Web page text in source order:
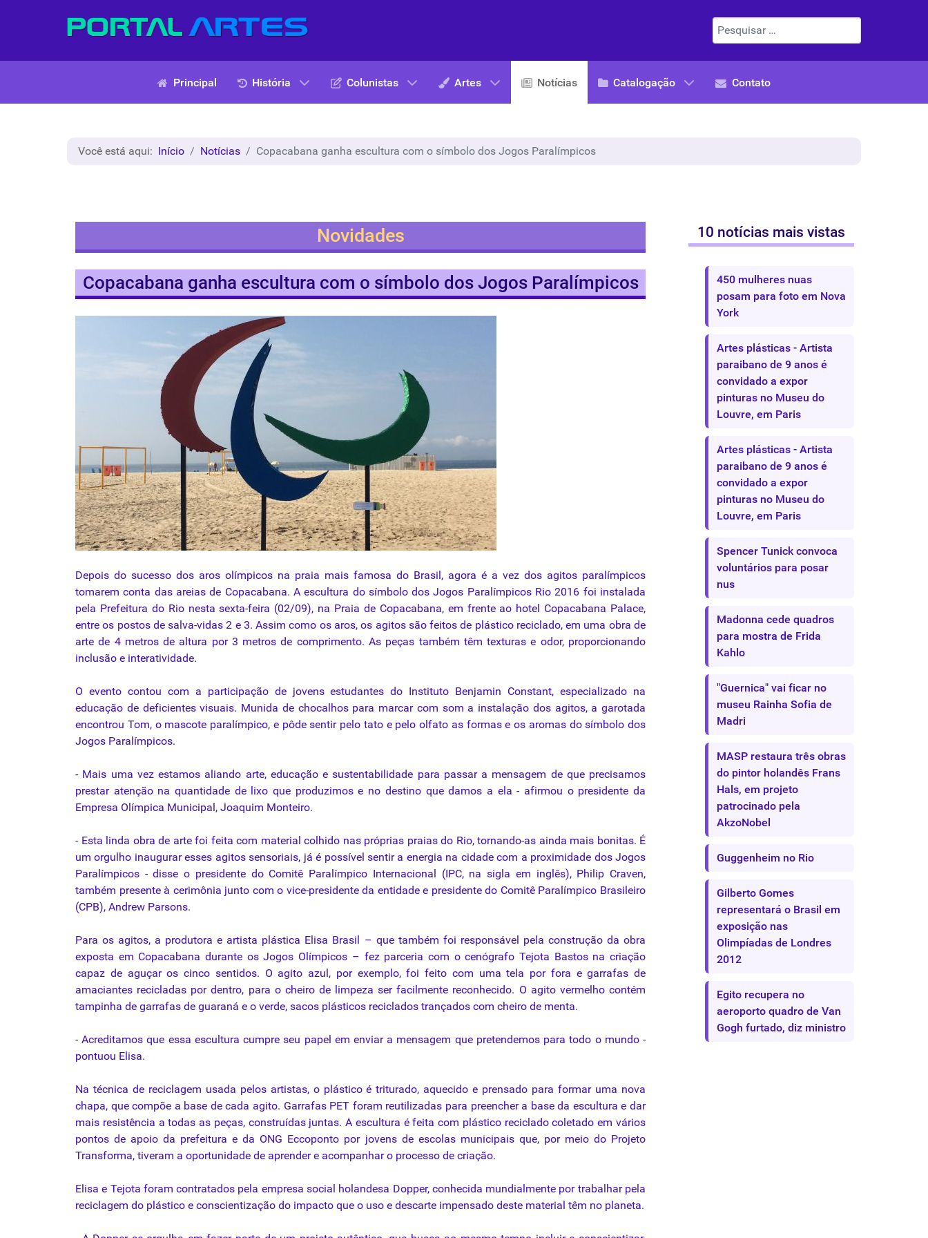
Pesquisar
Principal História Colunistas Artes Notícias Catalogação Contato
Você está aqui: Início Notícias Copacabana ganha escultura com o símbolo dos Jogos Paralímpicos
Novidades
Copacabana ganha escultura com o símbolo dos Jogos Paralímpicos
Depois do sucesso dos aros olímpicos na praia mais famosa do Brasil, agora é a vez dos agitos paralímpicos
tomarem conta das areias de Copacabana. A escultura do símbolo dos Jogos Paralímpicos Rio 2016 foi instalada
pela Prefeitura do Rio nesta sexta-feira (02/09), na Praia de Copacabana, em frente ao hotel Copacabana Palace,
entre os postos de salva-vidas 2 e 3. Assim como os aros, os agitos são feitos de plástico reciclado, em uma obra de
arte de 4 metros de altura por 3 metros de comprimento. As peças também têmtexturas e odor, proporcionando
inclusão e interatividade.
O evento contou com a participação de jovens estudantes do Instituto Benjamin Constant, especializado na
educação de deficientes visuais. Munida de chocalhos para marcar com som a instalação dos agitos, a garotada
encontrou Tom, o mascote paralímpico, e pôde sentir pelo tato e pelo olfato as formas e os aromas do símbolo dos
Jogos Paralímpicos.
- Mais uma vez estamos aliando arte, educação e sustentabilidade para passar a mensagem de que precisamos
prestar atenção na quantidade de lixo que produzimos e no destino que damos a ela - afirmou o presidente da
Empresa Olímpica Municipal, Joaquim Monteiro.
- Esta linda obra de arte foi feita com material colhido nas próprias praias do Rio, tornando-as ainda mais bonitas. É
um orgulho inaugurar esses agitos sensoriais, já é possível sentir a energia na cidade com a proximidade dos Jogos
Paralímpicos - disse o presidente do Comitê Paralímpico Internacional (IPC, na sigla em inglês), Philip Craven,
também presente à cerimônia junto com o vice-presidente da entidade e presidente do Comitê Paralímpico Brasileiro
(CPB), Andrew Parsons.
Para os agitos, a produtora e artista plástica Elisa Brasil – que também foi responsável pela construção da obra
exposta em Copacabana durante os Jogos Olímpicos – fez parceria com o cenógrafo Tejota Bastos na criação
capaz de aguçar os cinco sentidos. O agito azul, por exemplo, foi feito com umatela por fora e garrafas de
amaciantes recicladas por dentro, para o cheiro de limpeza ser facilmente reconhecido. O agito vermelho contém
tampinha de garrafas de guaraná e o verde, sacos plásticos reciclados trançados com cheiro de menta.
- Acreditamos que essa escultura cumpre seu papel em enviar a mensagem que pretendemos para todo o mundo -
pontuou Elisa.
Na técnica de reciclagem usada pelos artistas, o plástico é triturado, aquecido e prensado para formar uma nova
chapa, que compõe a base de cada agito. Garrafas PET foram reutilizadas para preencher a base da escultura e dar
mais resistência a todas as peças, construídas juntas. A escultura é feita com plástico reciclado coletado em vários
pontos de apoio da prefeitura e da ONG Eccoponto por jovens de escolas municipais que, por meio do Projeto
Transforma, tiveram a oportunidade de aprender e acompanhar o processo de criação.
Elisa e Tejota foram contratados pela empresa social holandesa Dopper, conhecida mundialmente por trabalhar pela
reciclagem do plástico e conscientização do impacto que o uso e descarte impensado deste material têm no planeta.
10 notícias mais vistas
450 mulheres nuas
posam para foto em Nova
York
Artes plásticas - Artista
paraibano de 9 anos é
convidado a expor
pinturas no Museu do
Louvre, em Paris
Artes plásticas - Artista
paraibano de 9 anos é
convidado a expor
pinturas no Museu do
Louvre, em Paris
Spencer Tunick convoca
voluntários para posar
nus
Madonna cede quadros
para mostra de Frida
Kahlo
"Guernica" vai ficar no
museu Rainha Sofia de
Madri
MASP restaura três obras
do pintor holandês Frans
Hals, em projeto
patrocinado pela
AkzoNobel
Guggenheim no Rio
Gilberto Gomes
representará o Brasil em
exposição nas
Olimpíadas de Londres
2012
Egito recupera no
aeroporto quadro de Van
Gogh furtado, diz ministro